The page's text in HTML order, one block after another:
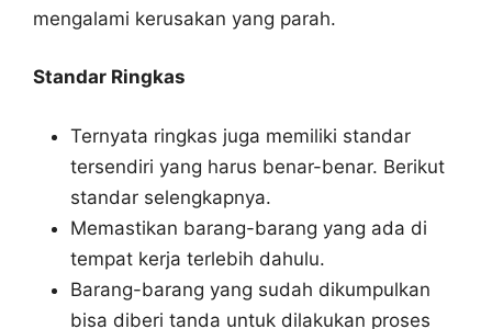
mengalami kerusakan yang parah.
Standar Ringkas
Ternyata ringkas juga memiliki standar
tersendiri yang harus benar-benar. Berikut
standar selengkapnya.
Memastikan barang-barang yang ada di
tempat kerja terlebih dahulu.
Barang-barang yang sudah dikumpulkan
bisa diberi tanda untuk dilakukan proses